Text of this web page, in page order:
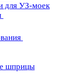
для УЗ-моек
шприцы